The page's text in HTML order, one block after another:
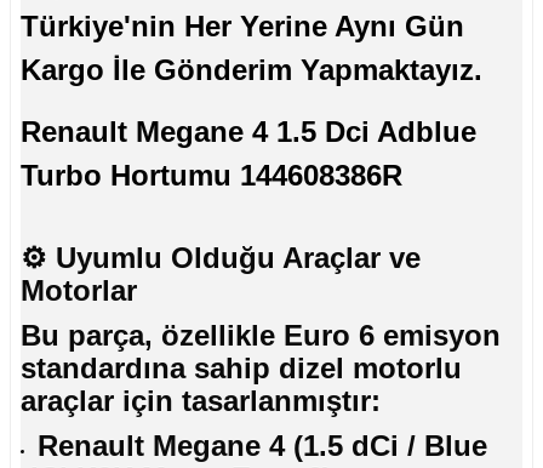
Türkiye'nin Her Yerine Aynı Gün
Kargo İle Gönderim Yapmaktayız.
Renault Megane 4 1.5 Dci Adblue
Turbo Hortumu 144608386R
⚙️ Uyumlu Olduğu Araçlar ve
Motorlar
Bu parça, özellikle Euro 6 emisyon
standardına sahip dizel motorlu
araçlar için tasarlanmıştır:
Renault Megane 4 (1.5 dCi / Blue